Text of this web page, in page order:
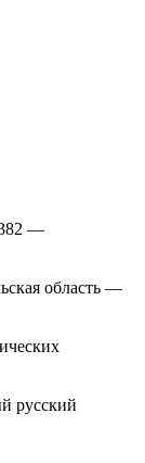
—
область —
русский